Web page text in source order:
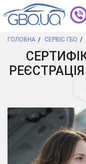
ГОЛОВНА СЕРВІС ГБО